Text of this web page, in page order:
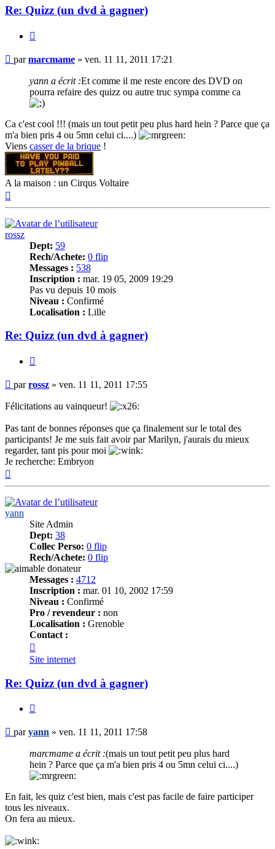
Re: Quizz (un dvd à gagner)
Message
parmarcmame » ven. 11 11, 2011 17:21
yann a écrit :Et comme il me reste encore des DVD on
pourra refaire des quizz ou autre truc sympa comme ca
Ca c'est cool !!! (mais un tout petit peu plus hard hein ? Parce que ça
m'a bien pris 4 ou 5mn celui ci....)
Viens casser de la brique !
A la maison : un Cirqus Voltaire
rossz
Dept: 59
Rech/Achete: 0 flip
Messages : 538
Inscription : mar. 19 05, 2009 19:29
Pas vu depuis 10 mois
Niveau : Confirmé
Localisation : Lille
Re: Quizz (un dvd à gagner)
Message
parrossz » ven. 11 11, 2011 17:55
Félicitations au vainqueur!
Pas tant de bonnes réponses que ça finalement sur le total des
participants! Je me suis fait avoir par Marilyn, j'aurais du mieux
regarder, tant pis pour moi
Je recherche: Embryon
yann
Site Admin
Dept: 38
Collec Perso: 0 flip
Rech/Achete: 0 flip
Messages : 4712
Inscription : mar. 01 10, 2002 17:59
Niveau : Confirmé
Pro / revendeur : non
Localisation : Grenoble
Contact :
yann
Site internet
Re: Quizz (un dvd à gagner)
Message
paryann » ven. 11 11, 2011 17:58
marcmame a écrit :(mais un tout petit peu plus hard
hein ? Parce que ça m'a bien pris 4 ou 5mn celui ci....)
En fait, les quiz c'est bien, mais c'est pas facile de faire participer
tous les niveaux.
On fera au mieux.